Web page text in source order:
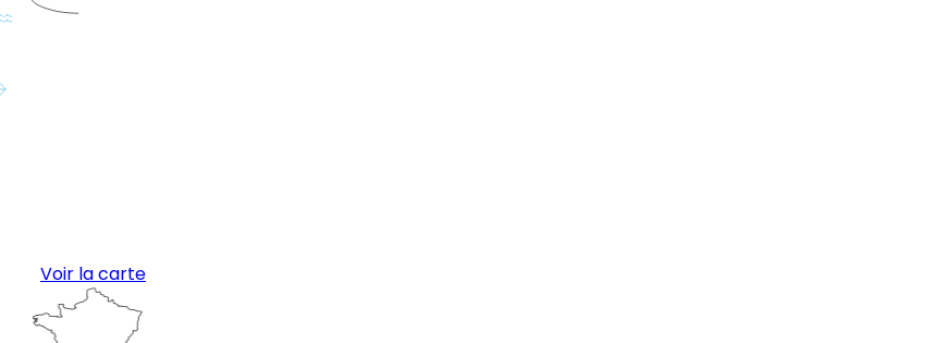
Voir la carte